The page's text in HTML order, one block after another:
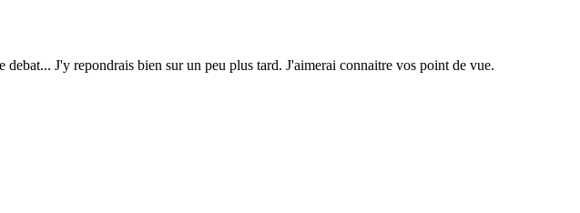
J'y repondrais bien sur un peu plus tard. J'aimerai connaitre vos point de vue.